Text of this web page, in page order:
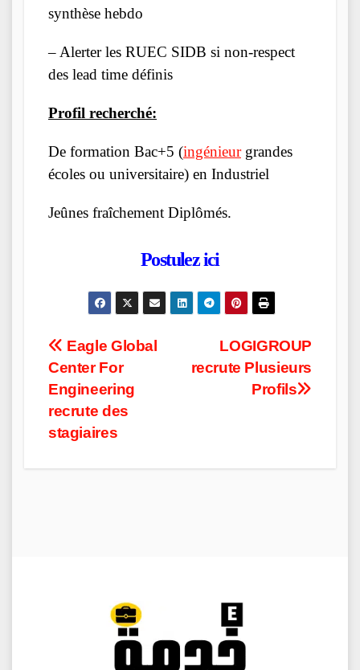
synthèse hebdo
– Alerter les RUEC SIDB si non-respect
des lead time définis
Profil recherché:
De formation Bac+5 (ingénieurgrandes
écoles ou universitaire) en Industriel
Jeûnes fraîchement Diplômés.
Postulez ici
Post
navigation
LOGIGROUP
recrute Plusieurs
Profils
Eagle Global
Center For
Engineering
recrute des
stagiaires